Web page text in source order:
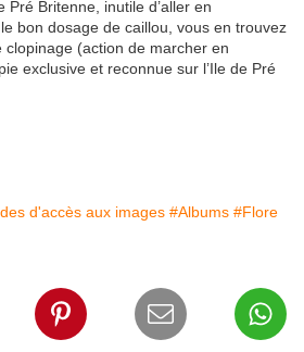
Pré Britenne, inutile d’aller en
bon dosage de caillou, vous en trouvez
(action de marcher en
exclusive et reconnue sur l’Ile de Pré
d'accès aux images #Albums #Flore